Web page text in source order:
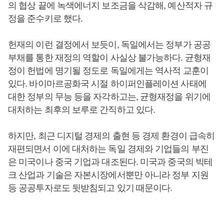
의 협상 끝에 녹색에너지 보조금을 삭감해, 예산적자 규
정을 준수키로 했다.
헌재의 이런 결정에서 보듯이, 독일에서는 정부가 공공
부채를 통한 재정의 역할이 사실상 불가능하다. 균형재
정이 헌법에 명기될 정도로 독일에게는 역사적 교훈이
있다. 바이마르공화국 시절 하이퍼인플레이션 사태에
대한 정부의 무능 등을 자각하고는, 균형재정을 위기에
대처하는 최후의 보루로 간직하고 있다.
하지만, 최근 디지털 경제의 출현 등 경제 환경이 급속히
재편되면서 이에 대처하는 독일 경제와 기업들의 부진
은 미국이나 중국 기업과 대조된다. 미국과 중국의 빅테
크 산업과 기술은 자본시장에서뿐만 아니라 정부 지원
등 공공투자로도 뒷받침되고 있기 때문이다.